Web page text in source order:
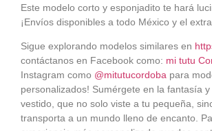
Este modelo corto y esponjadito te hará
¡Envíos disponibles a todo México y el
Sigue explorando modelos similares en
contáctanos en Facebook como: mi tutu
Instagram como @mitutucordoba para
personalizados! Sumérgete en la fantasía
vestido, que no solo viste a tu pequeña,
transporta a un mundo lleno de encanto.